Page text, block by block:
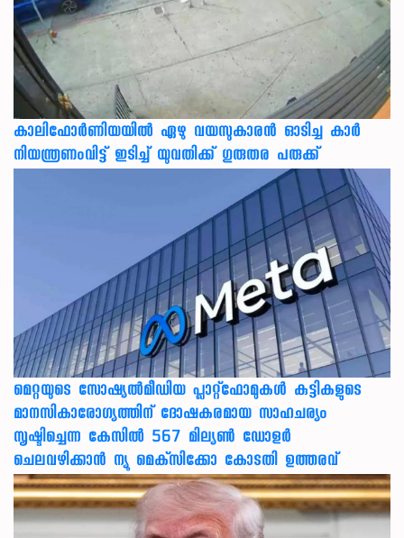
കാലിഫോര്‍ണിയയില്‍ ഏഴു വയസുകാരന്‍ ഓടിച്ച കാര്‍
നിയന്ത്രണംവിട്ട് ഇടിച്ച് യുവതിക്ക് ഗുരുതര പരുക്ക്
മെറ്റയുടെ സോഷ്യല്‍മീഡിയ പ്ലാറ്റ്‌ഫോമുകള്‍ കുട്ടികളുടെ
മാനസികാരോഗ്യത്തിന് ദോഷകരമായ സാഹചര്യം
സൃഷ്ടിച്ചെന്ന കേസില്‍ 567 മില്യണ്‍ ഡോളര്‍
ചെലവഴിക്കാന്‍ ന്യൂ മെക്‌സിക്കോ കോടതി ഉത്തരവ്